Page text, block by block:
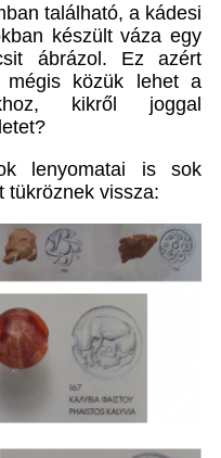
található, a kádesi
készült váza egy
ábrázol. Ez azért
mégis közük lehet a
kikről joggal
lenyomatai is sok
tükröznek vissza: